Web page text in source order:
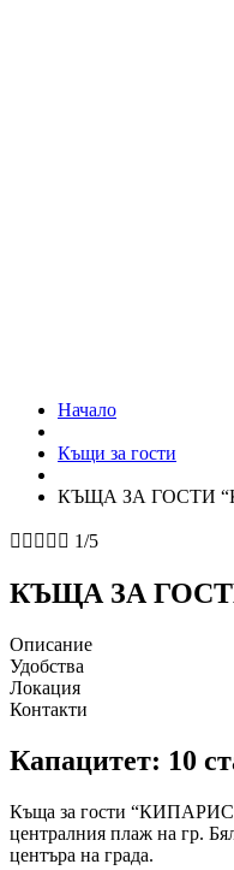
Начало
Къщи за гости
КЪЩА ЗА ГОСТИ
     1/5
КЪЩА ЗА
Описание
Удобства
Локация
Контакти
Капацитет: 10
Къща за гости “КИПАРИС”
централния плаж на гр.
центъра на града.